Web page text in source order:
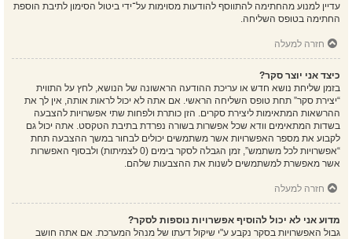
עדיין למנוע מהחתימה להתווסף להודעות מסוימות על־ידי ביטול הסימון לתיבת הוספת
החתימה בטופס השליחה.
חזרה למעלה
כיצד אני יוצר סקר?
בזמן שליחת נושא חדש או עריכת ההודעה הראשונה של הנושא, לחץ על התווית
“יצירת סקר” תחת טופס השליחה הראשי. אם אתה לא יכול לראות אותה, אין לך את
ההרשאות המתאימות ליצירת סקרים. הזן כותרת ולפחות שתי אפשרויות להצבעה
בשדות המתאימים וודא שכל אפשרות בשורה נפרדת בתיבת הטקסט. אתה יכול גם
לקבוע את מספר האפשרויות אשר משתמשים יכולים לבחור במשך ההצבעה תחת
“אפשרויות לכל משתמש”, זמן הגבלה לסקר בימים (0 לצמיתות) ולבסוף האפשרות
אשר מאפשרת למשתמשים לשנות את ההצבעות שלהם.
חזרה למעלה
מדוע אני לא יכול להוסיף אפשרויות נוספות לסקר?
גבול האפשרויות בסקר נקבע ע"י שיקול דעתו של מנהל המערכת. אם אתה חושב